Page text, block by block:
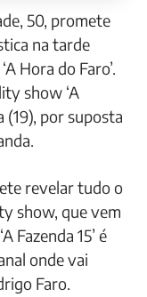
na tarde
Hora do Faro’.
show ‘A
(19), por suposta
revelar tudo o
show, que vem
Fazenda 15’ é
onde vai
Faro.